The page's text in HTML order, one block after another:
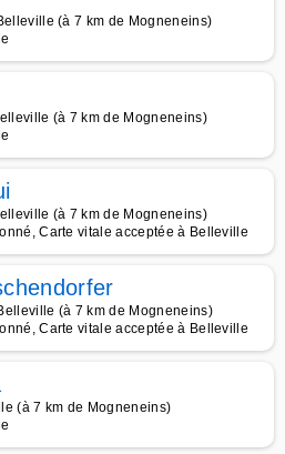
(à 7 km de Mogneneins)
(à 7 km de Mogneneins)
(à 7 km de Mogneneins)
Carte vitale acceptée à Belleville
(à 7 km de Mogneneins)
Carte vitale acceptée à Belleville
(à 7 km de Mogneneins)